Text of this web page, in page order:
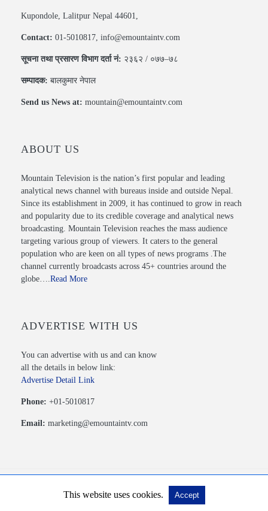
Kupondole, Lalitpur Nepal 44601,
Contact: 01-5010817, info@emountaintv.com
सूचना तथा प्रसारण विभाग दर्ता नं: २३६२ / ०७७–७८
सम्पादक: बालकुमार नेपाल
Send us News at: mountain@emountaintv.com
ABOUT US
Mountain Television is the nation’s first popular and leading
analytical news channel with bureaus inside and outside Nepal.
Since its establishment in 2009, it has continued to grow in reach
and popularity due to its credible coverage and analytical news
broadcasting. Mountain Television reaches the mass audience
targeting various group of viewers. It caters to the general
population who are keen on all types of news programs .The
channel currently broadcasts across 45+ countries around the
globe…. Read More
ADVERTISE WITH US
You can advertise with us and can know
all the details in below link:
Advertise Detail Link
Phone: +01-5010817
Email: marketing@emountaintv.com
© 2020 Mountain TV PVT. LTD. All Rights Reserved. View Non-AMP Version
This website uses cookies. Accept